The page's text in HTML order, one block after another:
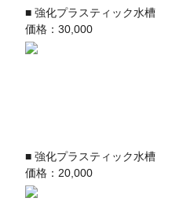
■ 強化プラスティック水槽
価格：30,000
■ 強化プラスティック水槽
価格：20,000